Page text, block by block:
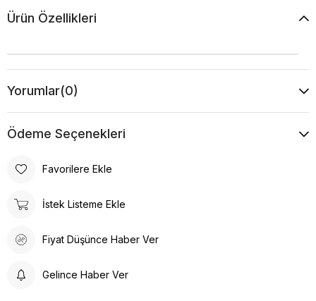
Ürün Özellikleri
Yorumlar(0)
Ödeme Seçenekleri
Favorilere Ekle
İstek Listeme Ekle
Fiyat Düşünce Haber Ver
Gelince Haber Ver